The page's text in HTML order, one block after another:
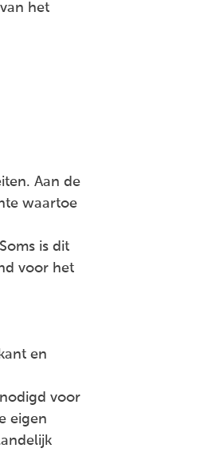
het
Aan de
waartoe
is dit
voor het
en
voor
eigen